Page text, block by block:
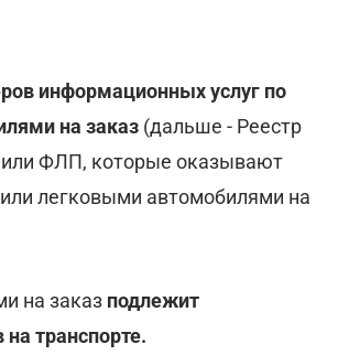
информационных услуг по
на заказ (дальше - Реестр
или ФЛП, которые оказывают
легковыми автомобилями на
на заказ подлежит
транспорте.